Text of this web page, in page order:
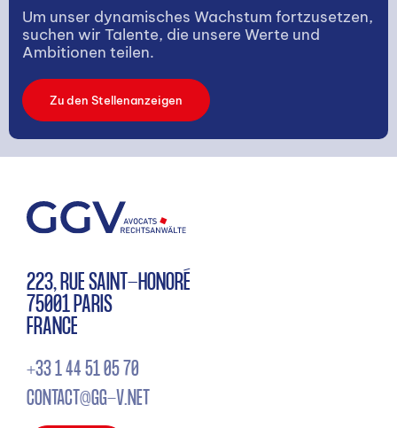
Um unser dynamisches Wachstum fortzusetzen,
suchen wir Talente, die unsere Werte und
Ambitionen teilen.
Zu den Stellenanzeigen
223, RUE SAINT-HONORÉ
75001 PARIS
FRANCE
+33 1 44 51 05 70
CONTACT@GG-V.NET